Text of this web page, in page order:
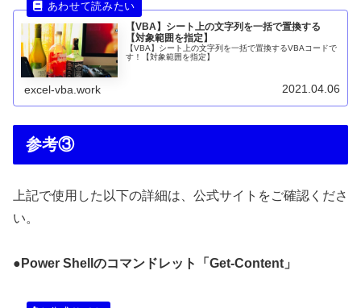
【VBA】シート上の文字列を一括で置換する
【対象範囲を指定】
【VBA】シート上の文字列を一括で置換するVBAコードで
す！【対象範囲を指定】
excel-vba.work 2021.04.06
参考③
上記で使用した以下の詳細は、公式サイトをご確認くださ
い。
●Power Shellのコマンドレット「Get-Content」